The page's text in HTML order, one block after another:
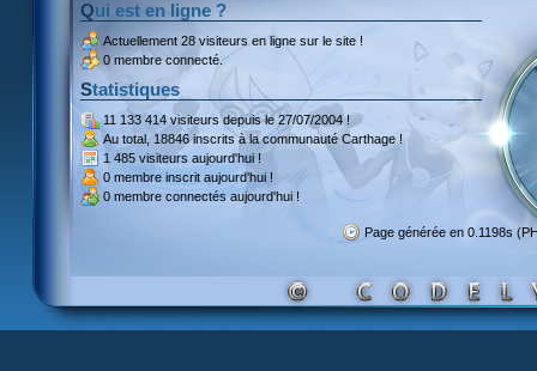
Qui est en ligne ?
Actuellement 28 visiteurs en ligne sur le site !
0 membre connecté.
Statistiques
11 133 414 visiteursdepuis le 27/07/2004 !
Au total, 18846 inscritsà la communauté Carthage !
1 485 visiteurs aujourd'hui !
0 membre inscrit aujourd'hui !
0 membre connectés aujourd'hui !
Page générée en 0.1198s